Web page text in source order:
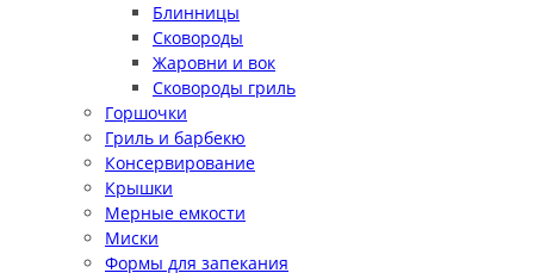
Блинницы
Сковороды
Жаровни и вок
Сковороды гриль
Горшочки
Гриль и барбекю
Консервирование
Крышки
Мерные емкости
Миски
Формы для запекания